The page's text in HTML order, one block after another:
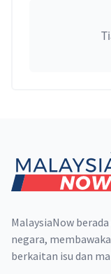
MalaysiaNow
negara,
berkaitan isu dan